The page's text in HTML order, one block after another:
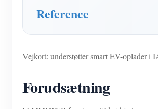
Energiprognose og -
Solar PV System Energimonitor
Overvågning af elforbrug
Ressourcer
Fællesskab
Reference
Vejkort: understøtter smart EV-oplader i
Forudsætning